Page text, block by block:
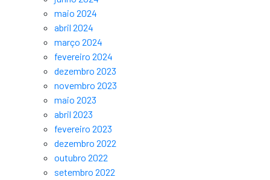
maio 2024
abril 2024
março 2024
fevereiro 2024
dezembro 2023
novembro 2023
maio 2023
abril 2023
fevereiro 2023
dezembro 2022
outubro 2022
setembro 2022